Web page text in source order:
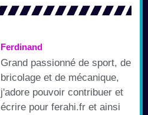
Ferdinand
Grand passionné de sport, de
bricolage et de mécanique,
j'adore pouvoir contribuer et
écrire pour ferahi.fr et ainsi